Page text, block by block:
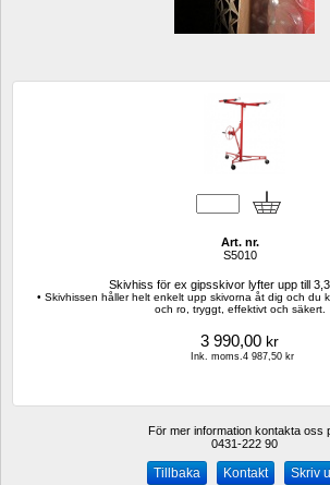
Art. nr.
S5010
Skivhiss för ex gipsskivor lyfter upp till
• Skivhissen håller helt enkelt upp skivorna åt dig och du
och ro, tryggt, effektivt och säkert.
3 990,00 kr
Ink. moms.4 987,50 kr
För mer information kontakta oss
0431-222 90
Kontakt Skriv